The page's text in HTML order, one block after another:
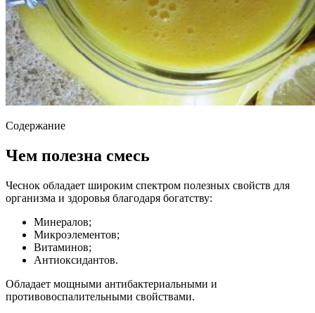
Содержание
Чем полезна смесь
Чеснок обладает широким спектром полезных свойств для
организма и здоровья благодаря богатству:
Минералов;
Микроэлементов;
Витаминов;
Антиоксидантов.
Обладает мощными антибактериальными и
противовоспалительными свойствами.